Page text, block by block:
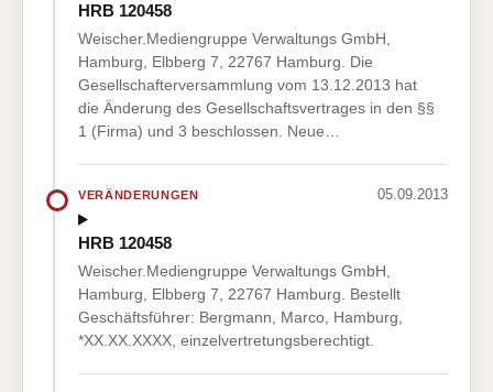
HRB 120458
Weischer.Mediengruppe Verwaltungs GmbH,
Hamburg, Elbberg 7, 22767 Hamburg. Die
Gesellschafterversammlung vom 13.12.2013 hat
die Änderung des Gesellschaftsvertrages in den §§
1 (Firma) und 3 beschlossen. Neue…
VERÄNDERUNGEN 05.09.2013
HRB 120458
Weischer.Mediengruppe Verwaltungs GmbH,
Hamburg, Elbberg 7, 22767 Hamburg. Bestellt
Geschäftsführer: Bergmann, Marco, Hamburg,
*XX.XX.XXXX, einzelvertretungsberechtigt.